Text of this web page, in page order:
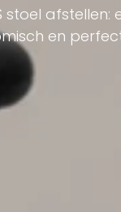
stoel afstellen:
en